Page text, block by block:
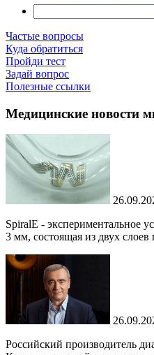
Частые вопросы
Куда обратиться
Пройди тест
Задай вопрос
Полезные ссылки
Медицинские новости
SpiralE - экспериментальное
3 мм, состоящая из двух
Российский производитель